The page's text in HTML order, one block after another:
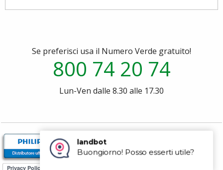
Se preferisci usa il Numero Verde gratuito!
800 74 20 74
Lun-Ven dalle 8.30 alle 17.30